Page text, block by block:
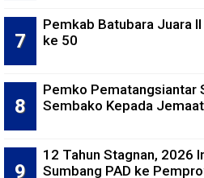
Pemkab Batubara Juara
ke 50
Pemko Pematangsiantar
Sembako Kepada
12 Tahun Stagnan, 2026
Sumbang PAD ke